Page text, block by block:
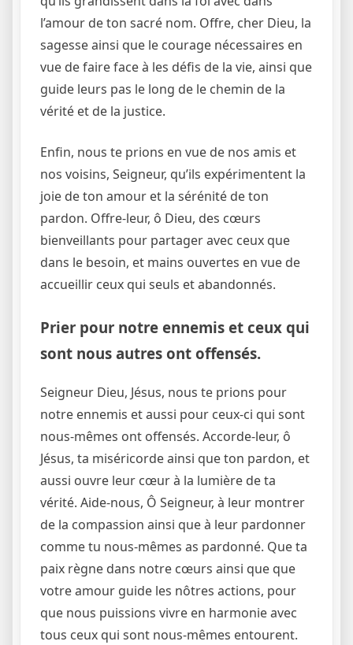
l’amour de ton sacré nom. Offre, cher Dieu, la
sagesse ainsi que le courage nécessaires en
vue de faire face à les défis de la vie, ainsi que
guide leurs pas le long de le chemin de la
vérité et de la justice.
Enfin, nous te prions en vue de nos amis et
nos voisins, Seigneur, qu’ils expérimentent la
joie de ton amour et la sérénité de ton
pardon. Offre-leur, ô Dieu, des cœurs
bienveillants pour partager avec ceux que
dans le besoin, et mains ouvertes en vue de
accueillir ceux qui seuls et abandonnés.
Prier pour notre ennemis et ceux qui
sont nous autres ont offensés.
Seigneur Dieu, Jésus, nous te prions pour
notre ennemis et aussi pour ceux-ci qui sont
nous-mêmes ont offensés. Accorde-leur, ô
Jésus, ta miséricorde ainsi que ton pardon, et
aussi ouvre leur cœur à la lumière de ta
vérité. Aide-nous, Ô Seigneur, à leur montrer
de la compassion ainsi que à leur pardonner
comme tu nous-mêmes as pardonné. Que ta
paix règne dans notre cœurs ainsi que que
votre amour guide les nôtres actions, pour
que nous puissions vivre en harmonie avec
tous ceux qui sont nous-mêmes entourent.